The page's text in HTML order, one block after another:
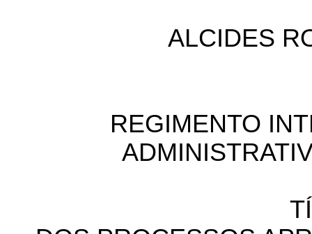
ALCIDES
REGIMENTO